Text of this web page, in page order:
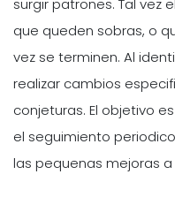
surgir patrones. Tal vez
que queden sobras, o
vez se terminen. Al
realizar cambios
conjeturas. El objetivo
el seguimiento
las pequenas mejoras